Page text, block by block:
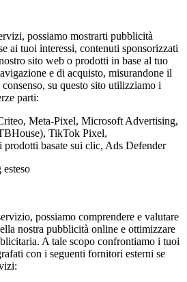
possiamo mostrarti pubblicità
ai tuoi interessi, contenuti sponsorizzati
sito web o prodotti in base al tuo
e di acquisto, misurandone il
su questo sito utilizziamo i
parti:
Meta-Pixel, Microsoft Advertising,
TikTok Pixel,
prodotti basate sui clic, Ads Defender
possiamo comprendere e valutare
nostra pubblicità online e ottimizzare
A tale scopo confrontiamo i tuoi
con i seguenti fornitori esterni se